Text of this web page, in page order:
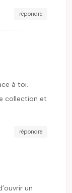
répondre
à toi.
collection et
répondre
un